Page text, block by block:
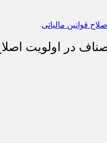
در اولویت اصلاح